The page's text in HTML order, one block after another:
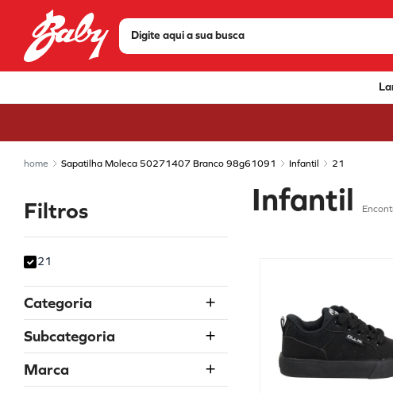
Digite aqui a sua busca
Sapatilha Moleca 50271407 Branco 98g61091 Infantil 21
Filtros
21
Categoria
Menina
Sandália NÃO USAR
Tênis
Subcategoria
Tênis
Marca
Infantil
TERMOS MAIS BUSCADOS
8º
scarpin
9º
modare
mizuno